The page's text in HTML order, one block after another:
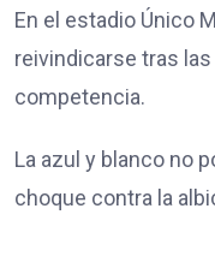
En el estadio Único
reivindicarse tras
competencia.
La azul y blanco no
choque contra la